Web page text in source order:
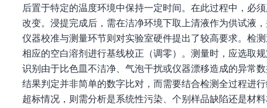
后置于特定的温度环境中保持一定时间。在此过程中，必
改变。浸提完成后，需在洁净环境下取上清液作为供试液
仪器校准与测量环节则对实验室硬件提出了较高要求。检
相应的空白溶剂进行基线校正（调零）。测量时，应选取
识别由于比色皿不洁净、气泡干扰或仪器漂移造成的异常数
结果判定并非简单的数字比对，而需要结合检测全过程进
超标情况，则需分析是系统性污染、个别样品缺陷还是材